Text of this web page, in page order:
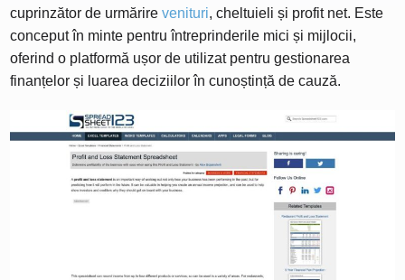
cuprinzător de urmărirevenituri, cheltuieli și profit net. Este
conceput în minte pentru întreprinderile mici și mijlocii,
oferind o platformă ușor de utilizat pentru gestionarea
finanțelor și luarea deciziilor în cunoștință de cauză.